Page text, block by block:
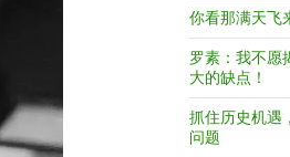
你看那满天飞
罗素：我不愿
大的缺点！
抓住历史机遇
问题